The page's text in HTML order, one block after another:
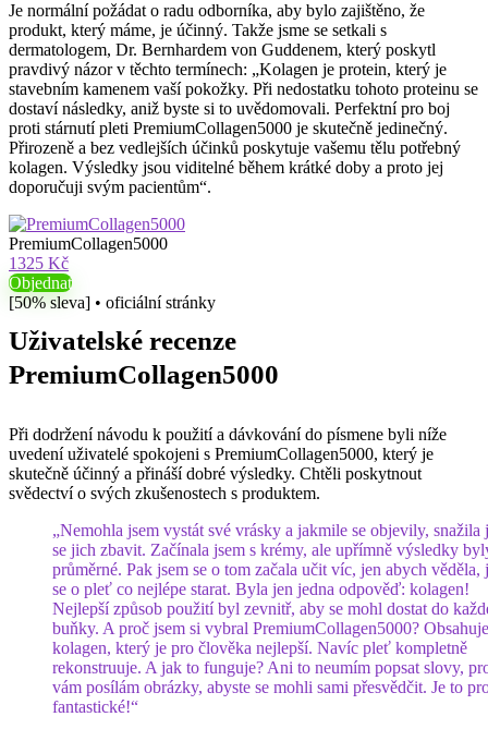
Je normální požádat o radu odborníka, aby bylo zajištěno, že
produkt, který máme, je účinný. Takže jsme se setkali s
dermatologem, Dr. Bernhardem von Guddenem, který poskytl
pravdivý názor v těchto termínech: „Kolagen je protein, který je
stavebním kamenem vaší pokožky. Při nedostatku tohoto proteinu se
dostaví následky, aniž byste si to uvědomovali. Perfektní pro boj
proti stárnutí pleti PremiumCollagen5000 je skutečně jedinečný.
Přirozeně a bez vedlejších účinků poskytuje vašemu tělu potřebný
kolagen. Výsledky jsou viditelné během krátké doby a proto jej
doporučuji svým pacientům“.
PremiumCollagen5000
1325 Kč
Objednat
[50% sleva] • oficiální stránky
Uživatelské recenze
PremiumCollagen5000
Při dodržení návodu k použití a dávkování do písmene byli níže
uvedení uživatelé spokojeni s PremiumCollagen5000, který je
skutečně účinný a přináší dobré výsledky. Chtěli poskytnout
svědectví o svých zkušenostech s produktem.
„Nemohla jsem vystát své vrásky a jakmile se objevily, snažila
se jich zbavit. Začínala jsem s krémy, ale upřímně výsledky
průměrné. Pak jsem se o tom začala učit víc, jen abych věděla,
se o pleť co nejlépe starat. Byla jen jedna odpověď: kolagen!
Nejlepší způsob použití byl zevnitř, aby se mohl dostat do
buňky. A proč jsem si vybral PremiumCollagen5000?
kolagen, který je pro člověka nejlepší. Navíc pleť kompletně
rekonstruuje. A jak to funguje? Ani to neumím popsat slovy,
vám posílám obrázky, abyste se mohli sami přesvědčit. Je to
fantastické!“